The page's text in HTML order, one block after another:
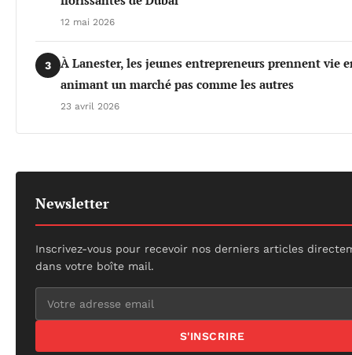
12 mai 2026
3
À Lanester, les jeunes entrepreneurs prennent vie
animant un marché pas comme les autres
23 avril 2026
Newsletter
Inscrivez-vous pour recevoir nos derniers articles
dans votre boîte mail.
S'INSCRIRE